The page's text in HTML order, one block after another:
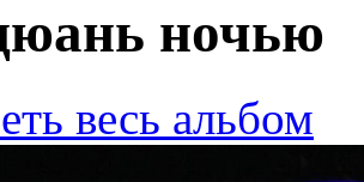
ночью
весь альбом